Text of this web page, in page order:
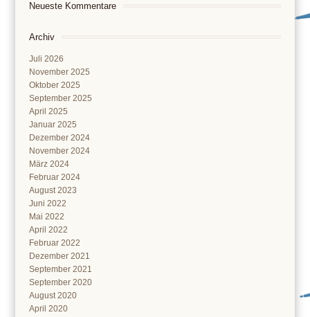
Neueste Kommentare
Archiv
Juli 2026
November 2025
Oktober 2025
September 2025
April 2025
Januar 2025
Dezember 2024
November 2024
März 2024
Februar 2024
August 2023
Juni 2022
Mai 2022
April 2022
Februar 2022
Dezember 2021
September 2021
September 2020
August 2020
April 2020